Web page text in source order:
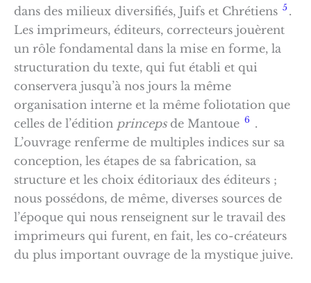
dans des milieux diversifiés, Juifs et Chrétiens 5 .
Les imprimeurs, éditeurs, correcteurs jouèrent
un rôle fondamental dans la mise en forme, la
structuration du texte, qui fut établi et qui
conservera jusqu’à nos jours la même
organisation interne et la même foliotation que
celles de l’édition princepsde Mantoue 6 .
L’ouvrage renferme de multiples indices sur sa
conception, les étapes de sa fabrication, sa
structure et les choix éditoriaux des éditeurs ;
nous possédons, de même, diverses sources de
l’époque qui nous renseignent sur le travail des
imprimeurs qui furent, en fait, les co-créateurs
du plus important ouvrage de la mystique juive.